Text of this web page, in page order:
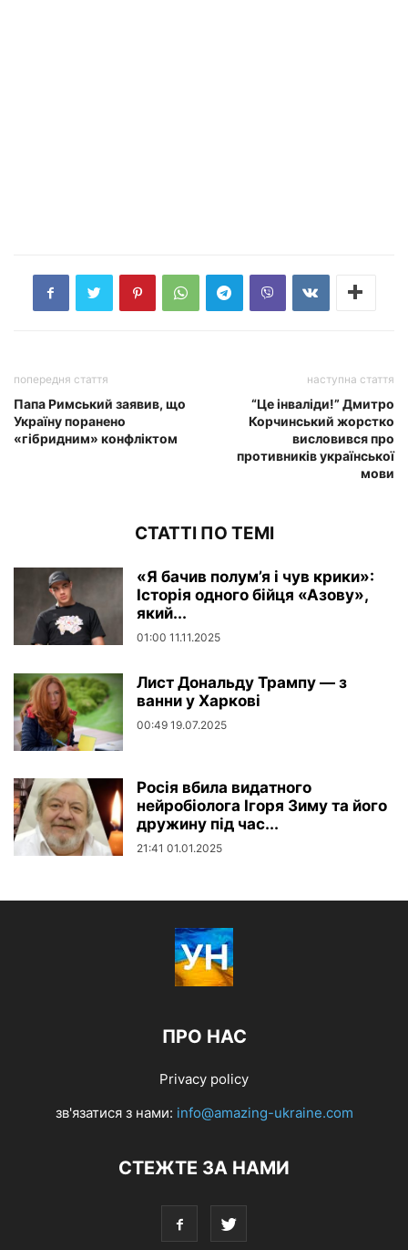
попередня стаття
Папа Римський заявив, що
Україну поранено
«гібридним» конфліктом
наступна стаття
“Це інваліди!” Дмитро
Корчинський жорстко
висловився про
противників української
мови
СТАТТІ ПО ТЕМІ
«Я бачив полум’я і чув крики»:
Історія одного бійця «Азову»,
який...
01:00 11.11.2025
Лист Дональду Трампу — з
ванни у Харкові
00:49 19.07.2025
Росія вбила видатного
нейробіолога Ігоря Зиму та його
дружину під час...
21:41 01.01.2025
ПРО НАС
Privacy policy
зв'язатися з нами: info@amazing-ukraine.com
СТЕЖТЕ ЗА НАМИ